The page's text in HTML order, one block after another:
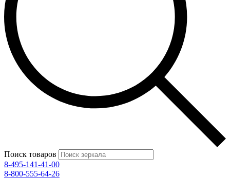
Поиск товаров
8-495-141-41-00
8-800-555-64-26